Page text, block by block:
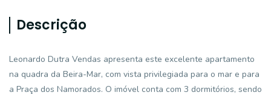
Descrição
Leonardo Dutra Vendas apresenta este excelente apartamento
na quadra da Beira-Mar, com vista privilegiada para o mar e para
a Praça dos Namorados. O imóvel conta com 3 dormitórios, sendo